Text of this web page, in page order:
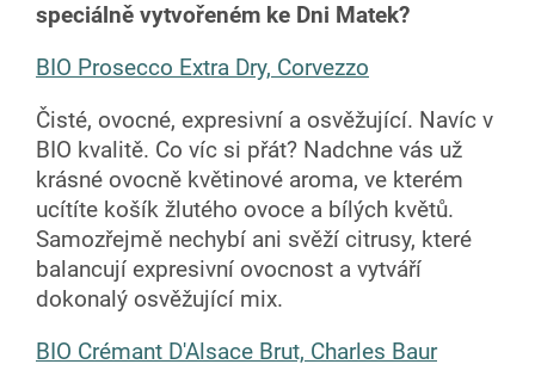
speciálně vytvořeném ke Dni Matek?
BIO Prosecco Extra Dry, Corvezzo
Čisté, ovocné, expresivní a osvěžující. Navíc v
BIO kvalitě. Co víc si přát? Nadchne vás už
krásné ovocně květinové aroma, ve kterém
ucítíte košík žlutého ovoce a bílých květů.
Samozřejmě nechybí ani svěží citrusy, které
balancují expresivní ovocnost a vytváří
dokonalý osvěžující mix.
BIO Crémant D'Alsace Brut, Charles Baur